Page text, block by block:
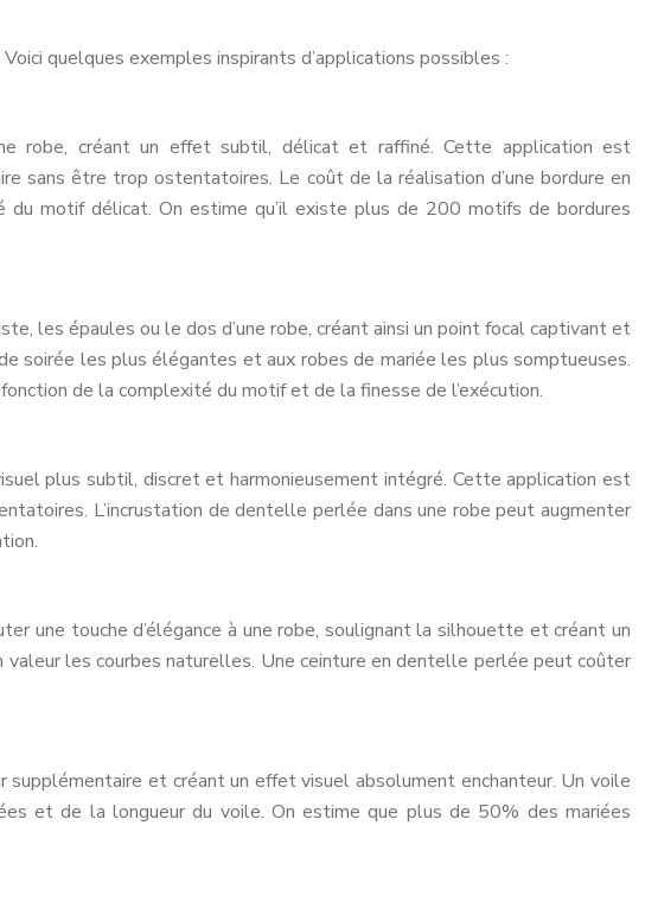
quelques exemples inspirants d’applications possibles :
robe, créant un effet subtil, délicat et raffiné. Cette application est
sans être trop ostentatoires. Le coût de la réalisation d’une bordure en
motif délicat. On estime qu’il existe plus de 200 motifs de bordures
les épaules ou le dos d’une robe, créant ainsi un point focal captivant et
soirée les plus élégantes et aux robes de mariée les plus somptueuses.
de la complexité du motif et de la finesse de l’exécution.
plus subtil, discret et harmonieusement intégré. Cette application est
L’incrustation de dentelle perlée dans une robe peut augmenter
touche d’élégance à une robe, soulignant la silhouette et créant un
les courbes naturelles. Une ceinture en dentelle perlée peut coûter
et créant un effet visuel absolument enchanteur. Un voile
et de la longueur du voile. On estime que plus de 50% des mariées